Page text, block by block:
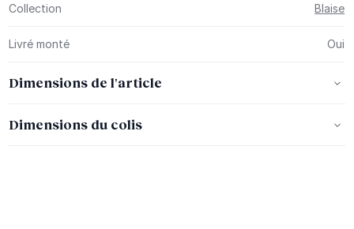
Collection Blaise
Livré monté Oui
Dimensions de l'article
Dimensions du colis